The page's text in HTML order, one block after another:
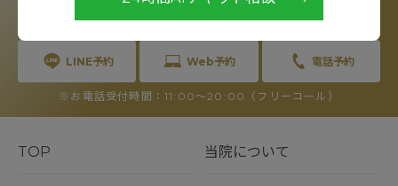
カウンセリングのご予約
LINE予約 Web予約 電話予約
※お電話受付時間：11:00〜20:00（フリーコール）
TOP 当院について